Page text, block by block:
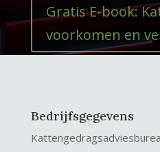
Gratis E-book:
voorkomen en
Bedrijfsgegevens